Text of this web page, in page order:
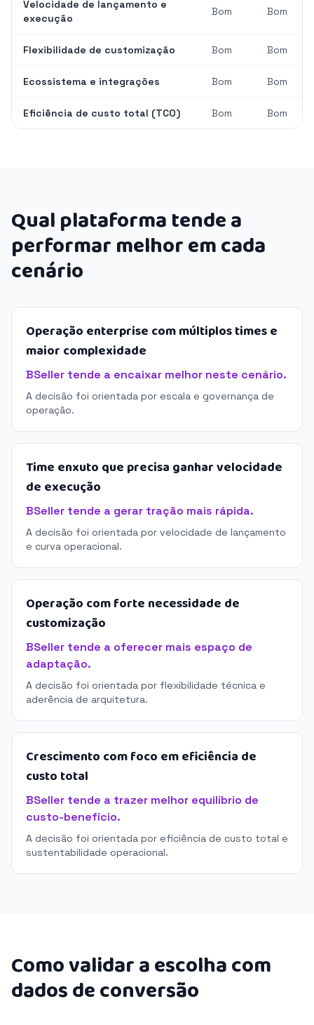
Velocidade de lançamento e
execução
Bom Bom
Flexibilidade de customização Bom Bom
Ecossistema e integrações Bom Bom
Eficiência de custo total (TCO) Bom Bom
Qual plataforma tende a
performar melhor em cada
cenário
Operação enterprise com múltiplos times e
maior complexidade
BSeller tende a encaixar melhor neste cenário.
A decisão foi orientada por escala e governança de
operação.
Time enxuto que precisa ganhar velocidade
de execução
BSeller tende a gerar tração mais rápida.
A decisão foi orientada por velocidade de lançamento
e curva operacional.
Operação com forte necessidade de
customização
BSeller tende a oferecer mais espaço de
adaptação.
A decisão foi orientada por flexibilidade técnica e
aderência de arquitetura.
Crescimento com foco em eficiência de
custo total
BSeller tende a trazer melhor equilíbrio de
custo-benefício.
A decisão foi orientada por eficiência de custo total e
sustentabilidade operacional.
Como validar a escolha com
dados de conversão